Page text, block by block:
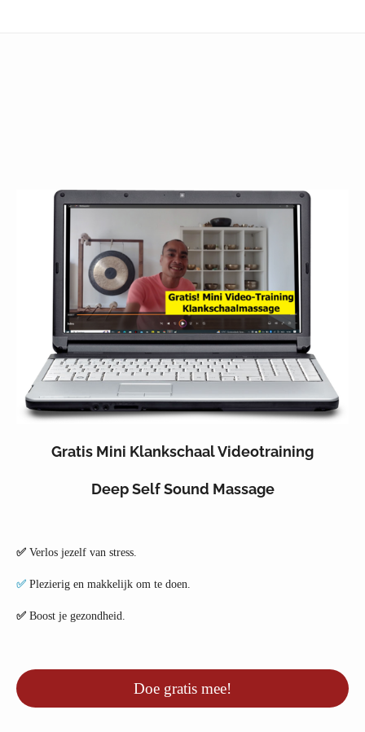
Gratis Mini Klankschaal Videotraining
Deep Self Sound Massage
✅ Verlos jezelf van stress.
✅ Plezierig en makkelijk om te doen.
✅ Boost je gezondheid.
Doe gratis mee!